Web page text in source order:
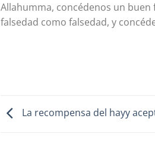
Allahumma, concédenos un
falsedad como falsedad, y
La recompensa del hayy